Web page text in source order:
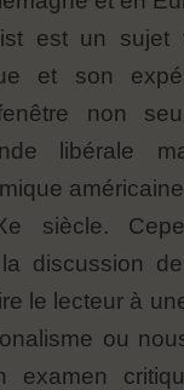
est un sujet
et son
non
libérale
siècle.
discussion
le lecteur à
ou
examen